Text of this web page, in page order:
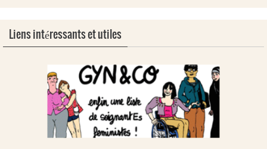
Liens intéressants et utiles